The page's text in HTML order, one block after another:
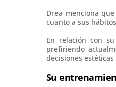
Drea menciona
cuanto a sus
En relación con
prefiriendo
decisiones
Su